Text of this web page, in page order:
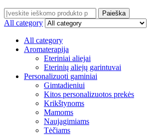
Search
for:
Paieška
All category
All category
Aromaterapija
Eteriniai aliejai
Eterinių aliejų garintuvai
Personalizuoti gaminiai
Gimtadieniui
Kitos personalizuotos prekės
Krikštynoms
Mamoms
Naujagimiams
Tėčiams